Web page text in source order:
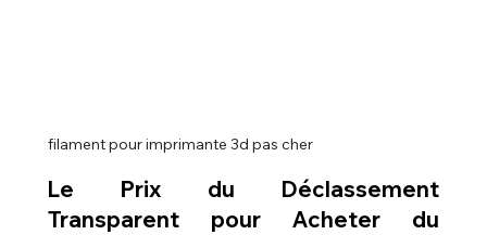
filament pour imprimante 3d pas cher
Le Prix du Déclassement
Transparent pour Acheter du